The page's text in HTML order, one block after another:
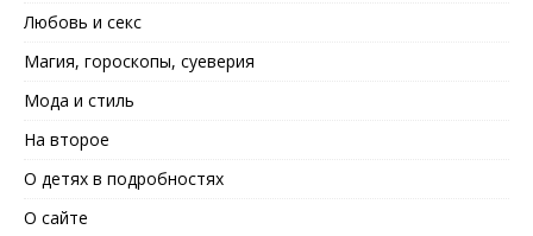
Любовь и секс
Магия, гороскопы, суеверия
Мода и стиль
На второе
О детях в подробностях
О сайте